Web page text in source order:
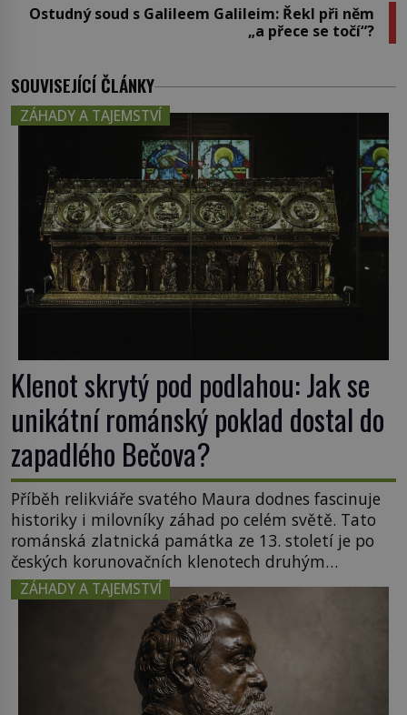
Ostudný soud s Galileem Galileim: Řekl při něm
„a přece se točí“?
SOUVISEJÍCÍ ČLÁNKY
ZÁHADY A TAJEMSTVÍ
Klenot skrytý pod podlahou: Jak se
unikátní románský poklad dostal do
zapadlého Bečova?
Příběh relikviáře svatého Maura dodnes fascinuje
historiky i milovníky záhad po celém světě. Tato
románská zlatnická památka ze 13. století je po
českých korunovačních klenotech druhým
nejcennějším movitým majetkem v České
republice. Přestože byl klenot v roce 1985 po
dramatickém pátrání kriminalistů úspěšně
nalezen, jeho minulost stále obestírá hustá mlha.
Otázky, jak přesně se tato […]
ZÁHADY A TAJEMSTVÍ